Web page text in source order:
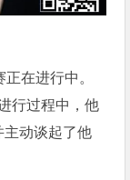
在进行中。
行过程中，他
主动谈起了他